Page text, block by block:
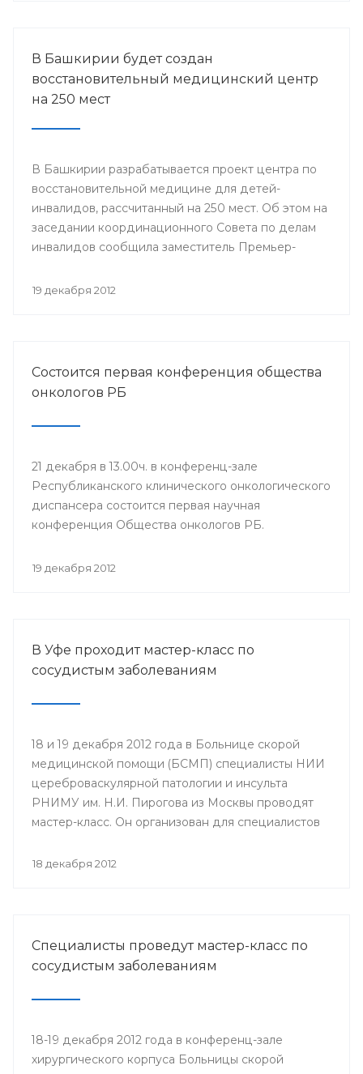
В Башкирии будет создан
восстановительный медицинский центр
на 250 мест
В Башкирии разрабатывается проект центра по
восстановительной медицине для детей-
инвалидов, рассчитанный на 250 мест. Об этом на
заседании координационного Совета по делам
инвалидов сообщила заместитель Премьер-
Башкортостан Лилия Гумерова.
19 декабря 2012
Состоится первая конференция общества
онкологов РБ
21 декабря в 13.00ч. в конференц-зале
Республиканского клинического онкологического
диспансера состоится первая научная
конференция Общества онкологов РБ.
19 декабря 2012
В Уфе проходит мастер-класс по
сосудистым заболеваниям
18 и 19 декабря 2012 года в Больнице скорой
медицинской помощи (БСМП) специалисты НИИ
цереброваскулярной патологии и инсульта
РНИМУ им. Н.И. Пирогова из Москвы проводят
мастер-класс. Он организован для специалистов
сосудистых центров и первичных сосудистых
медицинской помощи населению.
18 декабря 2012
Специалисты проведут мастер-класс по
сосудистым заболеваниям
18-19 декабря 2012 года в конференц-зале
хирургического корпуса Больницы скорой